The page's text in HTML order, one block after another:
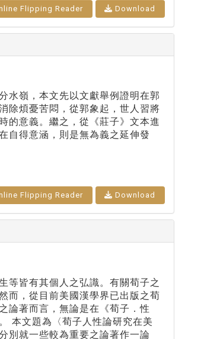
Flipping Reader Download
水嶺，本文先以文獻舉例證明在郭
除煩憂苦悶，從郭象起，世人習將
的意義。繼之，從《莊子》文本進
自得意涵，則是無為義之延伸發
Flipping Reader Download
等皆有其個人之弘識。有關荀子之
而，從目前美國漢學界已出版之荀
論著而言，無論是在《荀子．性
本文題為〈荀子人性論研究在美
別就一些較為重要之論著作一論